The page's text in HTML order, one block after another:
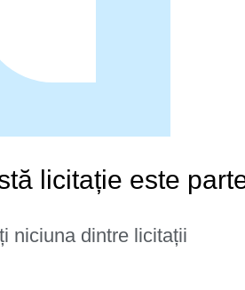
licitație este
niciuna dintre licitații